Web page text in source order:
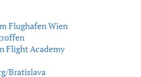
Flughafen Wien
Flight Academy
Bratislava